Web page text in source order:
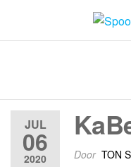
JUL
06
2020 Door TON